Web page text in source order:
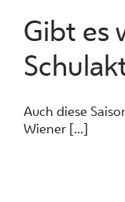
Gibt es
Auch diese
Wiener [...]